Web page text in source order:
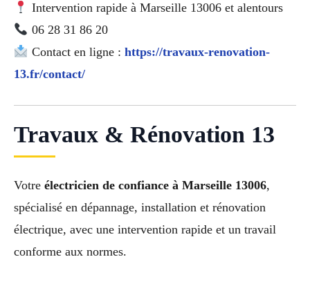
Intervention rapide à Marseille 13006 et alentours
06 28 31 86 20
Contact en ligne : https://travaux-renovation-
13.fr/contact/
Travaux & Rénovation 13
Votre électricien de confiance à Marseille 13006,
spécialisé en dépannage, installation et rénovation
électrique, avec une intervention rapide et un travail
conforme aux normes.